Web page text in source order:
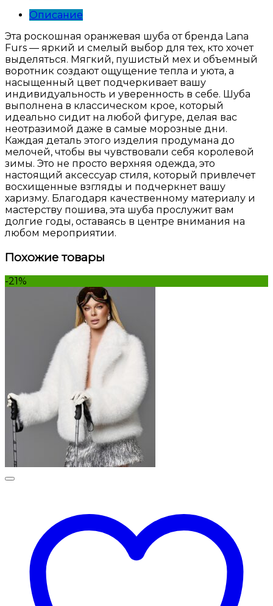
Описание
Эта роскошная оранжевая шуба от бренда Lana
Furs — яркий и смелый выбор для тех, кто хочет
выделяться. Мягкий, пушистый мех и объемный
воротник создают ощущение тепла и уюта, а
насыщенный цвет подчеркивает вашу
индивидуальность и уверенность в себе. Шуба
выполнена в классическом крое, который
идеально сидит на любой фигуре, делая вас
неотразимой даже в самые морозные дни.
Каждая деталь этого изделия продумана до
мелочей, чтобы вы чувствовали себя королевой
зимы. Это не просто верхняя одежда, это
настоящий аксессуар стиля, который привлечет
восхищенные взгляды и подчеркнет вашу
харизму. Благодаря качественному материалу и
мастерству пошива, эта шуба прослужит вам
долгие годы, оставаясь в центре внимания на
любом мероприятии.
Похожие товары
-21%